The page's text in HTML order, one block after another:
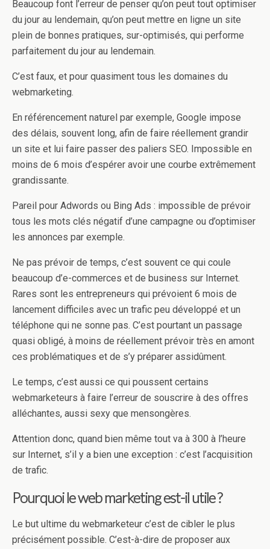
Beaucoup font l’erreur de penser qu’on peut tout optimiser
du jour au lendemain, qu’on peut mettre en ligne un site
plein de bonnes pratiques, sur-optimisés, qui performe
parfaitement du jour au lendemain.
C’est faux, et pour quasiment tous les domaines du
webmarketing.
En référencement naturel par exemple, Google impose
des délais, souvent long, afin de faire réellement grandir
un site et lui faire passer des paliers SEO. Impossible en
moins de 6 mois d’espérer avoir une courbe extrêmement
grandissante.
Pareil pour Adwords ou Bing Ads : impossible de prévoir
tous les mots clés négatif d’une campagne ou d’optimiser
les annonces par exemple.
Ne pas prévoir de temps, c’est souvent ce qui coule
beaucoup d’e-commerces et de business sur Internet.
Rares sont les entrepreneurs qui prévoient 6 mois de
lancement difficiles avec un trafic peu développé et un
téléphone qui ne sonne pas. C’est pourtant un passage
quasi obligé, à moins de réellement prévoir très en amont
ces problématiques et de s’y préparer assidûment.
Le temps, c’est aussi ce qui poussent certains
webmarketeurs à faire l’erreur de souscrire à des offres
alléchantes, aussi sexy que mensongères.
Attention donc, quand bien même tout va à 300 à l’heure
sur Internet, s’il y a bien une exception : c’est l’acquisition
de trafic.
Pourquoi le web marketing est-il utile ?
Le but ultime du webmarketeur c’est de cibler le plus
précisément possible. C’est-à-dire de proposer aux